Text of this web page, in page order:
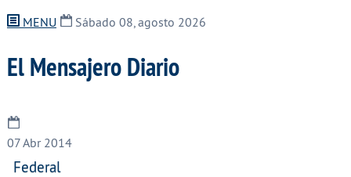
MENU Sábado 08, agosto 2026
El Mensajero Diario
07Abr 2014
Federal